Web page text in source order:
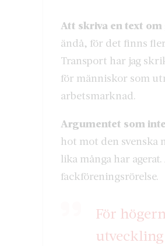
Att skriva en text
ändå, för det finns
Transport har jag
för människor som
arbetsmarknad.
Argumentet som
hot mot den svenska
lika många har
fackföreningsrörelse.
För
utveckling